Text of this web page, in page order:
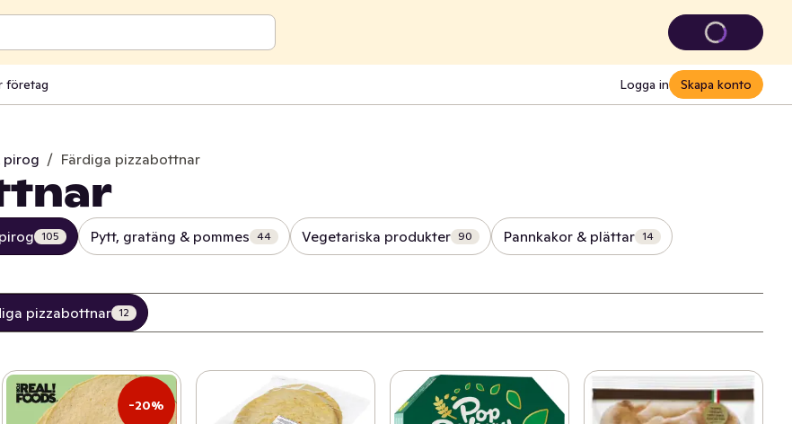
företag Logga in Skapa konto
pirog / Färdiga pizzabottnar
105 Pytt, gratäng & pommes 44 Vegetariska produkter 90 Pannkakor & plättar 14
pizzabottnar 12
-20%